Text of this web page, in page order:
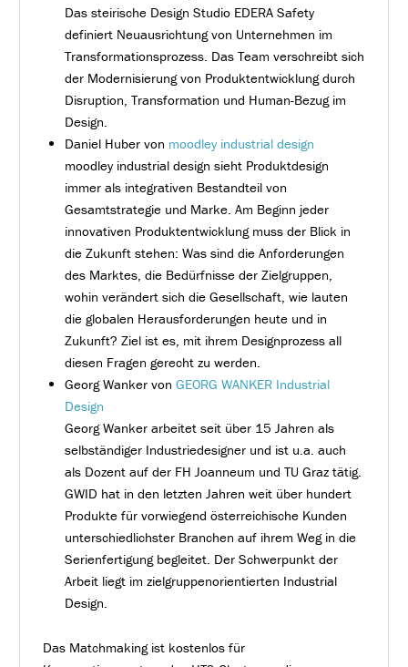
Das steirische Design Studio EDERA Safety
definiert Neuausrichtung von Unternehmen im
Transformationsprozess. Das Team verschreibt sich
der Modernisierung von Produktentwicklung durch
Disruption, Transformation und Human-Bezug im
Design.
Daniel Huber von moodley industrial design
moodley industrial design sieht Produktdesign
immer als integrativen Bestandteil von
Gesamtstrategie und Marke. Am Beginn jeder
innovativen Produktentwicklung muss der Blick in
die Zukunft stehen: Was sind die Anforderungen
des Marktes, die Bedürfnisse der Zielgruppen,
wohin verändert sich die Gesellschaft, wie lauten
die globalen Herausforderungen heute und in
Zukunft? Ziel ist es, mit ihrem Designprozess all
diesen Fragen gerecht zu werden.
Georg Wanker von GEORG WANKER Industrial
Design
Georg Wanker arbeitet seit über 15 Jahren als
selbständiger Industriedesigner und ist u.a. auch
als Dozent auf der FH Joanneum und TU Graz tätig.
GWID hat in den letzten Jahren weit über hundert
Produkte für vorwiegend österreichische Kunden
unterschiedlichster Branchen auf ihrem Weg in die
Serienfertigung begleitet. Der Schwerpunkt der
Arbeit liegt im zielgruppenorientierten Industrial
Design.
Das Matchmaking ist kostenlos für